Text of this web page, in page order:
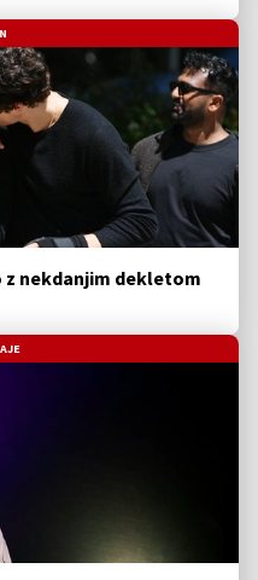
z nekdanjim dekletom